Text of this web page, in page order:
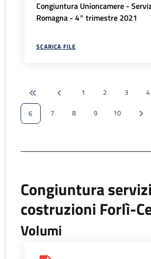
Congiuntura Unioncamere -
Romagna - 4° trimestre 2021
SCARICA FILE
1 2 3 4
6
7 8 9 10
Congiuntura
costruzioni Forlì-
Volumi